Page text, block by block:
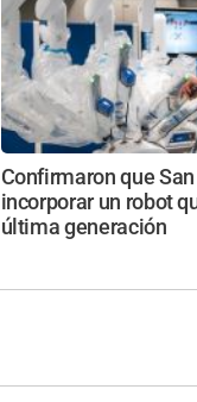
Confirmaron que
incorporar un robot
última generación